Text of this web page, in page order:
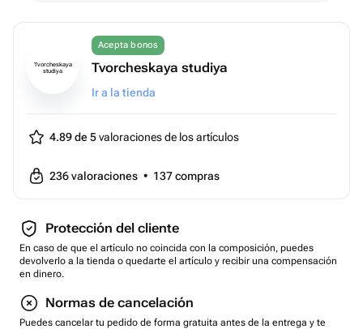
Tvorcheskaya
studiya
Acepta bonos
Tvorcheskaya studiya
Ir a la tienda
4.89 de 5valoraciones de los artículos
236valoraciones • 137compras
Protección del cliente
En caso de que el artículo no coincida con la composición, puedes
devolverlo a la tienda o quedarte el artículo y recibir una compensación
en dinero.
Normas de cancelación
Puedes cancelar tu pedido de forma gratuita antes de la entrega y te